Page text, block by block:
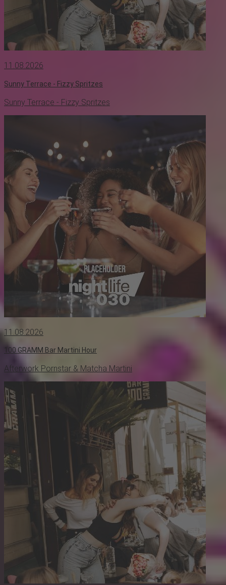
11.08.2026
Sunny Terrace - Fizzy Spritzes
Sunny Terrace - Fizzy Spritzes
11.08.2026
100 GRAMM Bar Martini Hour
Afterwork Pornstar & Matcha Martini